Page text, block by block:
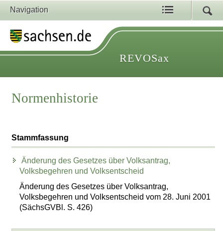
Navigation
REVOSax
Normenhistorie
Stammfassung
Änderung des Gesetzes über Volksantrag,
Volksbegehren und Volksentscheid
Änderung des Gesetzes über Volksantrag,
Volksbegehren und Volksentscheid vom 28. Juni 2001
(SächsGVBl. S. 426)